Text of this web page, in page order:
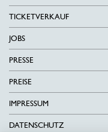
TICKETVERKAUF
JOBS
PRESSE
PREISE
IMPRESSUM
DATENSCHUTZ